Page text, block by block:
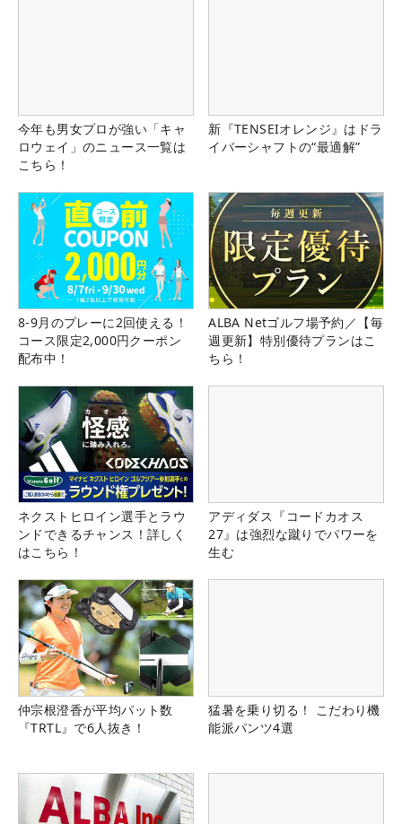
今年も男女プロが強い「キャ
ロウェイ」のニュース一覧は
こちら！
新『TENSEIオレンジ』はドラ
イバーシャフトの“最適解”
8-9月のプレーに2回使える！
コース限定2,000円クーポン
配布中！
ALBA Netゴルフ場予約／【毎
週更新】特別優待プランはこ
ちら！
ネクストヒロイン選手とラウ
ンドできるチャンス！詳しく
はこちら！
アディダス『コードカオス
27』は強烈な蹴りでパワーを
生む
仲宗根澄香が平均パット数
『TRTL』で6人抜き！
猛暑を乗り切る！ こだわり機
能派パンツ4選